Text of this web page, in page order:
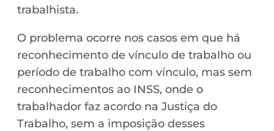
trabalhista.
O problema ocorre nos casos em que há
reconhecimento de vínculo de trabalho ou
período de trabalho com vínculo, mas sem
reconhecimentos ao INSS, onde o
trabalhador faz acordo na Justiça do
Trabalho, sem a imposição desses